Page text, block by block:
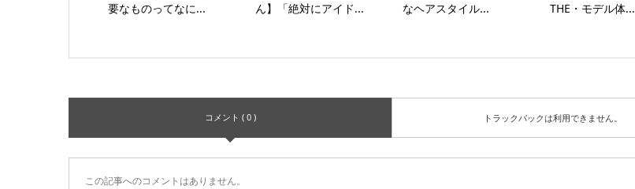
要なものってなに...
ん】「絶対にアイド...
なヘアスタイル...
THE・モデル体...
コメント ( 0 ) トラックバックは利用できません。
この記事へのコメントはありません。